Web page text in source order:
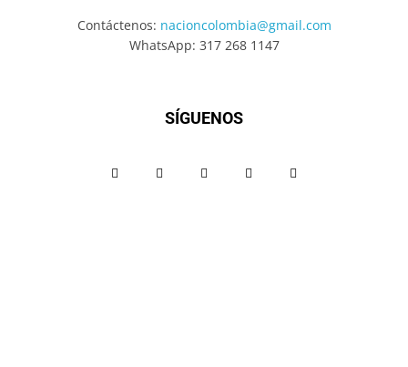
Contáctenos: nacioncolombia@gmail.com
WhatsApp: 317 268 1147
SÍGUENOS